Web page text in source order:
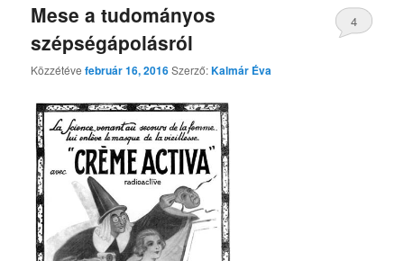
Mese a tudományos
szépségápolásról
Közzétévefebruár 16, 2016Szerző:Kalmár Éva
4